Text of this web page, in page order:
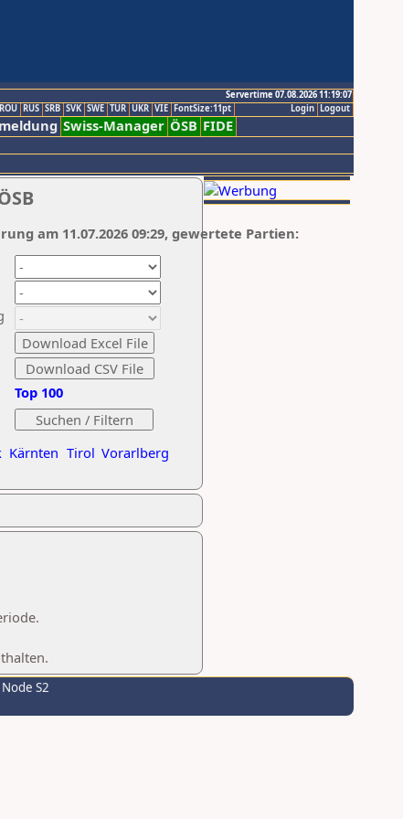
Servertime 07.08.2026 11:19:07
Logout
Login
ROU RUS SRB SVK SWE TUR UKR VIE FontSize:11pt
Swiss-Manager ÖSB FIDE
Kärnten Tirol Vorarlberg
Top 100
am 11.07.2026 09:29, gewertete Partien:
S2